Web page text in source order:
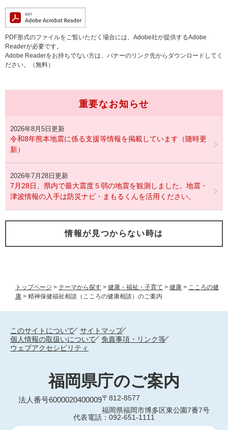
トップページ > テーマから探す > 健康・福祉・子育て > 健康 > こころの健
康 > 精神保健福祉相談（こころの健康相談）のご案内
PDF形式のファイルをご覧いただく場合には、Adobe社が提供するAdobe
Readerが必要です。
Adobe Readerをお持ちでない方は、バナーのリンク先からダウンロードしてく
ださい。（無料）
重要なお知らせ
2026年8月5日更新
令和8年熊本地震に係る支援等情報を掲載しています（随時更
新）
2026年7月28日更新
7月28日、県内で最大震度５弱の地震を観測しました。地震・
津波情報の入手は防災ナビ・まもるくんを活用ください。
情報が見つからない時は
このサイトについて
サイトマップ
個人情報の取扱いについて
免責事項・リンク等
ウェブアクセシビリティ
福岡県庁のご案内
法人番号6000020400009〒812-8577
福岡県福岡市博多区東公園7番7号
代表電話：092-651-1111